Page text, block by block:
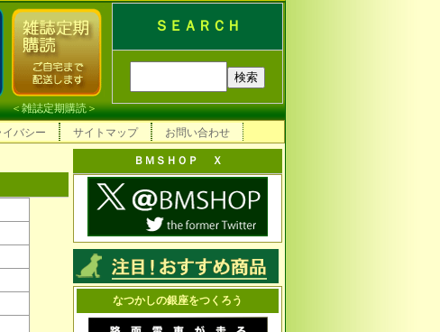
ＳＥＡＲＣＨ
雑誌定期購読＞
イバシー サイトマップ お問い合わせ
ＢＭＳＨＯＰ Ｘ
なつかしの銀座をつくろう